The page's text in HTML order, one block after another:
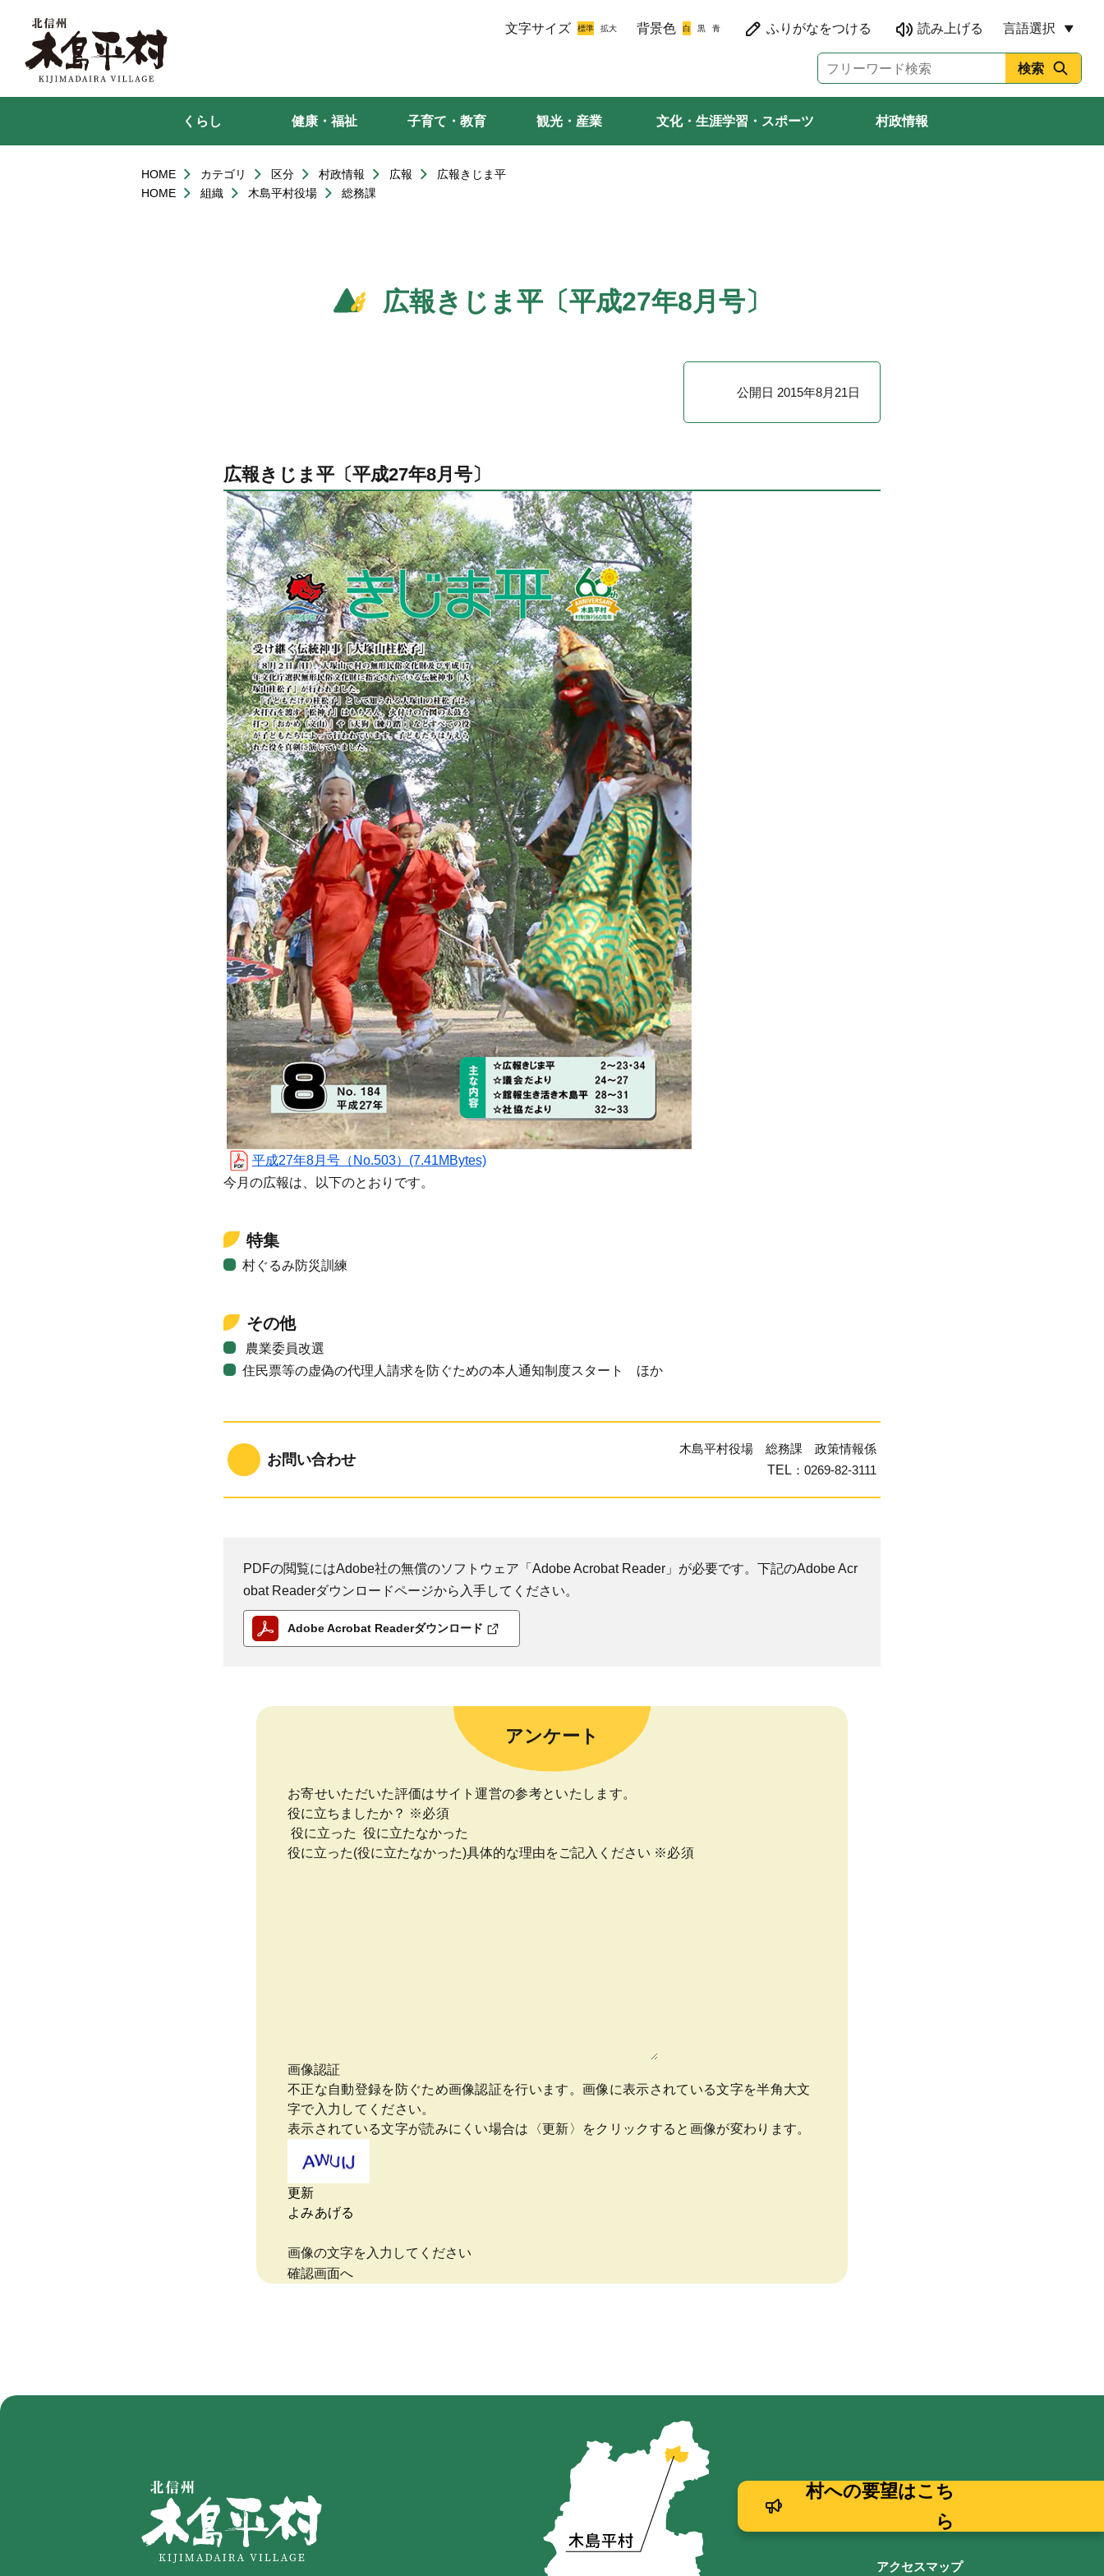
文字サイズ 背景色 言語選択
くらし 健康・福祉 子育て・教育 観光・産業 文化・生涯学習・スポーツ 村政情報
HOME カテゴリ 区分 村政情報 広報
広報きじま平
HOME
組織 木島平村役場 総務課
広報きじま平〔平成27年8月号〕
公開日 2015年8月21日
広報きじま平〔平成27年8月号〕
平成27年8月号（No.503）(7.41MBytes)
今月の広報は、以下のとおりです。
特集
村ぐるみ防災訓練
その他
農業委員改選
住民票等の虚偽の代理人請求を防ぐための本人通知制度スタート ほか
お問い合わせ
木島平村役場 総務課 政策情報係
TEL ：0269-82-3111
PDFの閲覧にはAdobe社の無償のソフトウェア「Adobe Acrobat Reader」が必要です。下記のAdobe Acr
obat Readerダウンロードページから入手してください。
Adobe Acrobat Readerダウンロード
アンケート
村への要望はこち
ら
アクセスマップ